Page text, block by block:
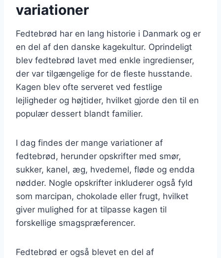
variationer
Fedtebrød har en lang historie i Danmark og er
en del af den danske kagekultur. Oprindeligt
blev fedtebrød lavet med enkle ingredienser,
der var tilgængelige for de fleste husstande.
Kagen blev ofte serveret ved festlige
lejligheder og højtider, hvilket gjorde den til en
populær dessert blandt familier.
I dag findes der mange variationer af
fedtebrød, herunder opskrifter med smør,
sukker, kanel, æg, hvedemel, fløde og endda
nødder. Nogle opskrifter inkluderer også fyld
som marcipan, chokolade eller frugt, hvilket
giver mulighed for at tilpasse kagen til
forskellige smagspræferencer.
Fedtebrød er også blevet en del af